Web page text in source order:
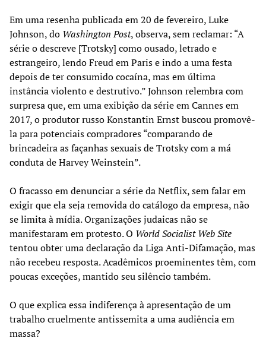
Em uma resenha publicada em 20 de fevereiro, Luke
Johnson, do Washington Post, observa, sem reclamar: “A
série o descreve [Trotsky] como ousado, letrado e
estrangeiro, lendo Freud em Paris e indo a uma festa
depois de ter consumido cocaína, mas em última
instância violento e destrutivo.” Johnson relembra com
surpresa que, em uma exibição da série em Cannes em
2017, o produtor russo Konstantin Ernst buscou promovê-
la para potenciais compradores “comparando de
brincadeira as façanhas sexuais de Trotsky com a má
conduta de Harvey Weinstein”.
O fracasso em denunciar a série da Netflix, sem falar em
exigir que ela seja removida do catálogo da empresa, não
se limita à mídia. Organizações judaicas não se
manifestaram em protesto. O World Socialist Web Site
tentou obter uma declaração da Liga Anti-Difamação, mas
não recebeu resposta. Acadêmicos proeminentes têm, com
poucas exceções, mantido seu silêncio também.
O que explica essa indiferença à apresentação de um
trabalho cruelmente antissemita a uma audiência em
massa?